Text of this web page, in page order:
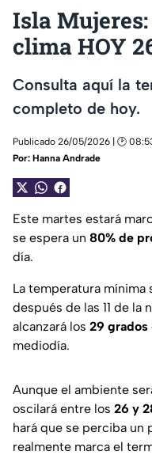
Isla
clima HOY
Consulta aquí la
completo de hoy.
Publicado 26/05/2026 | 🕑
Por: Hanna Andrade
Este martes estará
se espera un 80% de
día.
La temperatura mínima
después de las 11 de la
alcanzará los 29 grados
mediodía.
Aunque el ambiente
oscilará entre los 26 y
hará que se perciba un
realmente marca el